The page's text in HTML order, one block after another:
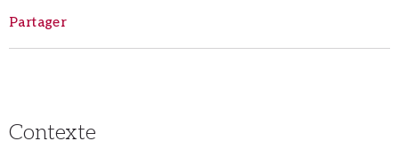
Contexte
Partager